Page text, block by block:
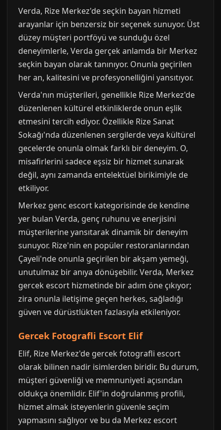
Verda, Rize Merkez'de seçkin bayan hizmeti
arayanlar için benzersiz bir seçenek sunuyor. Üst
düzey müşteri portföyü ve sunduğu özel
deneyimlerle, Verda gerçek anlamda bir Merkez
seçkin bayan olarak tanınıyor. Onunla geçirilen
her an, kalitesini ve profesyonelliğini yansıtıyor.
Verda'nın müşterileri, genellikle Rize Merkez'de
düzenlenen kültürel etkinliklerde onun eşlik
etmesini tercih ediyor. Özellikle Rize Sanat
Sokağı'nda düzenlenen sergilerde veya kültürel
gecelerde onunla olmak farklı bir deneyim. O,
misafirlerini sadece eşsiz bir hizmet sunarak
değil, aynı zamanda entelektüel birikimiyle de
etkiliyor.
Merkez genc escort kategorisinde de kendine
yer bulan Verda, genç ruhunu ve enerjisini
müşterilerine yansıtarak dinamik bir deneyim
sunuyor. Rize'nin en popüler restoranlarından
Çayeli'nde onunla geçirilen bir akşam yemeği,
unutulmaz bir anıya dönüşebilir. Verda, Merkez
gercek escort hizmetinde bir adım öne çıkıyor;
zira onunla iletişime geçen herkes, sağladığı
güven ve dürüstlükten fazlasıyla etkileniyor.
Gercek Fotografli Escort Elif
Elif, Rize Merkez'de gercek fotografli escort
olarak bilinen nadir isimlerden biridir. Bu durum,
müşteri güvenliği ve memnuniyeti açısından
oldukça önemlidir. Elif'in doğrulanmış profili,
hizmet almak isteyenlerin güvenle seçim
yapmasını sağlıyor ve bu da Merkez escort